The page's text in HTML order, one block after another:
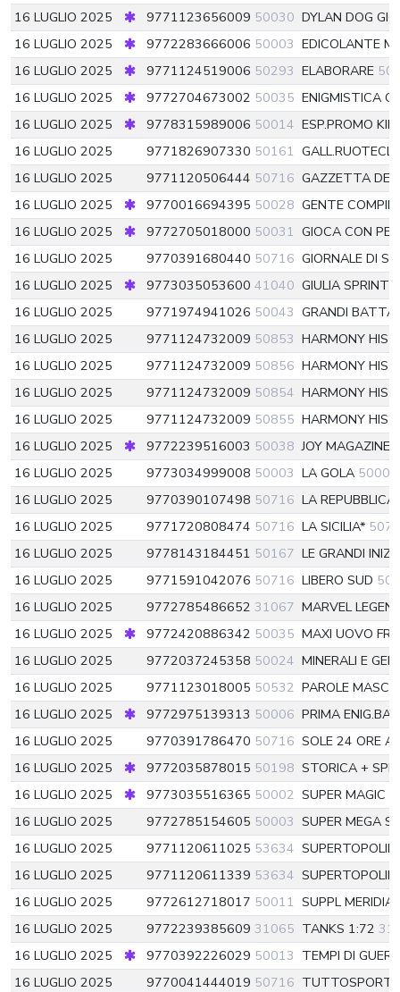
16 LUGLIO 2025
9771123656009 50030 DYLAN DOG
16 LUGLIO 2025
9772283666006 50003 EDICOLANTE
16 LUGLIO 2025
9771124519006 50293 ELABORARE
16 LUGLIO 2025
9772704673002 50035 ENIGMISTICA
16 LUGLIO 2025
9778315989006 50014 ESP.PROMO
16 LUGLIO 2025
9771826907330 50161
16 LUGLIO 2025
9771120506444 50716 GAZZETTA
16 LUGLIO 2025
9770016694395 50028 GENTE
16 LUGLIO 2025
9772705018000 50031 GIOCA CON
16 LUGLIO 2025
9770391680440 50716 GIORNALE DI
16 LUGLIO 2025
9773035053600 41040 GIULIA SPRINT
16 LUGLIO 2025
9771974941026 50043 GRANDI
16 LUGLIO 2025
9771124732009 50853 HARMONY
16 LUGLIO 2025
9771124732009 50856 HARMONY
16 LUGLIO 2025
9771124732009 50854 HARMONY
16 LUGLIO 2025
9771124732009 50855 HARMONY
16 LUGLIO 2025
9772239516003 50038 JOY MAGAZINE
16 LUGLIO 2025
9773034999008 50003 LA GOLA 50003
16 LUGLIO 2025
9770390107498 50716 LA REPUBBLICA
16 LUGLIO 2025
9771720808474 50716 LA SICILIA*
16 LUGLIO 2025
9778143184451 50167 LE GRANDI
16 LUGLIO 2025
9771591042076 50716 LIBERO SUD
16 LUGLIO 2025
9772785486652 31067 MARVEL
16 LUGLIO 2025
9772420886342 50035 MAXI UOVO
16 LUGLIO 2025
9772037245358 50024 MINERALI E
16 LUGLIO 2025
9771123018005 50532 PAROLE
16 LUGLIO 2025
9772975139313 50006 PRIMA
16 LUGLIO 2025
9770391786470 50716 SOLE 24 ORE
16 LUGLIO 2025
9772035878015 50198 STORICA +
16 LUGLIO 2025
9773035516365 50002 SUPER MAGIC
16 LUGLIO 2025
9772785154605 50003 SUPER MEGA
16 LUGLIO 2025
9771120611025 53634
16 LUGLIO 2025
9771120611339 53634
16 LUGLIO 2025
9772612718017 50011 SUPPL
16 LUGLIO 2025
9772239385609 31065 TANKS 1:72
16 LUGLIO 2025
9770392226029 50013 TEMPI DI
16 LUGLIO 2025
9770041444019 50716 TUTTOSPORT